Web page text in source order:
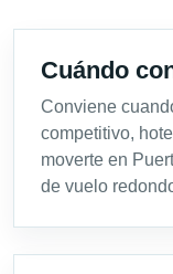
Cuándo
Conviene
competitivo,
moverte en
de vuelo